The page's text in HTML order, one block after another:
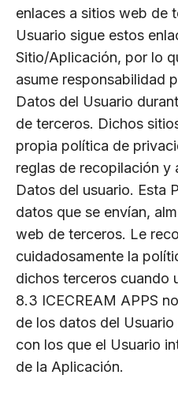
enlaces a sitios web de
Usuario sigue estos
Sitio/Aplicación, por lo
asume responsabilidad
Datos del Usuario
de terceros. Dichos
propia política de
reglas de recopilación y
Datos del usuario. Esta
datos que se envían,
web de terceros. Le
cuidadosamente la
dichos terceros cuando
8.3 ICECREAM APPS
de los datos del
con los que el Usuario
de la Aplicación.